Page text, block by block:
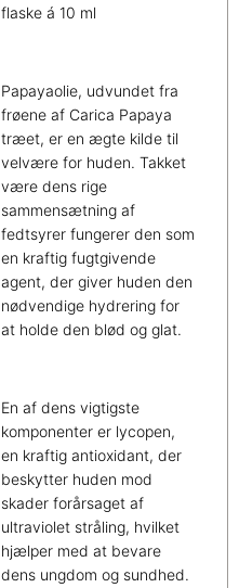
flaske á 10 ml
Papayaolie, udvundet fra
frøene af Carica Papaya
træet, er en ægte kilde til
velvære for huden. Takket
være dens rige
sammensætning af
fedtsyrer fungerer den som
en kraftig fugtgivende
agent, der giver huden den
nødvendige hydrering for
at holde den blød og glat.
En af dens vigtigste
komponenter er lycopen,
en kraftig antioxidant, der
beskytter huden mod
skader forårsaget af
ultraviolet stråling, hvilket
hjælper med at bevare
dens ungdom og sundhed.